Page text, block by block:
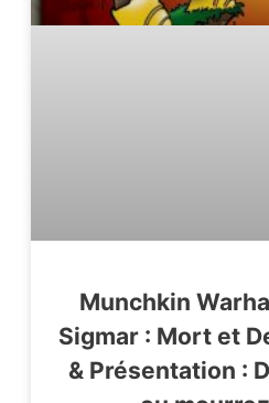
Munchkin
Sigmar : Mort et
& Présentation :